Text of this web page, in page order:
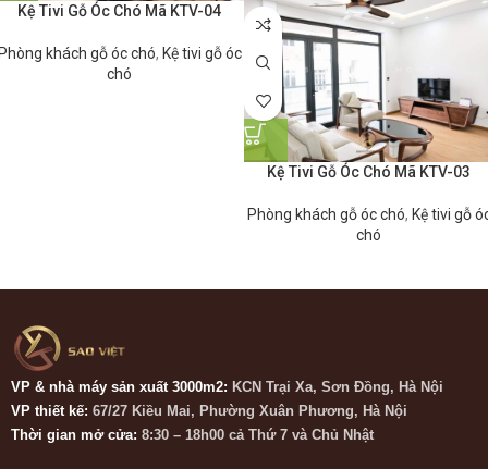
Kệ Tivi Gỗ Óc Chó Mã KTV-04
khách gỗ óc chó, Kệ tivi gỗ óc
chó
Kệ Tivi Gỗ Óc Chó Mã KTV-03
Phòng khách gỗ óc chó, Kệ tivi gỗ
chó
VP & nhà máy sản xuất 3000m2: KCN Trại Xa, Sơn Đồng, Hà Nội
VP thiết kế: 67/27 Kiều Mai, Phường Xuân Phương, Hà Nội
Thời gian mở cửa: 8:30 – 18h00 cả Thứ 7 và Chủ Nhật